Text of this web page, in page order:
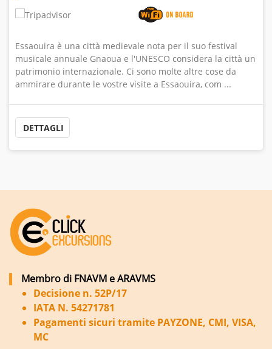
Essaouira è una città medievale nota per il suo festival
musicale annuale Gnaoua e l'UNESCO considera la città un
patrimonio internazionale. Ci sono molte altre cose da
ammirare durante le vostre visite a Essaouira, com ...
DETTAGLI
Membro di FNAVM e ARAVMS
Decisione n. 52P/17
IATA N. 54271781
Pagamenti sicuri tramite PAYZONE, CMI, VISA,
MC